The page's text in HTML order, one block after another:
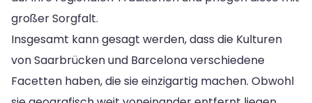
großer Sorgfalt.
Insgesamt kann gesagt werden, dass die Kulturen
von Saarbrücken und Barcelona verschiedene
Facetten haben, die sie einzigartig machen. Obwohl